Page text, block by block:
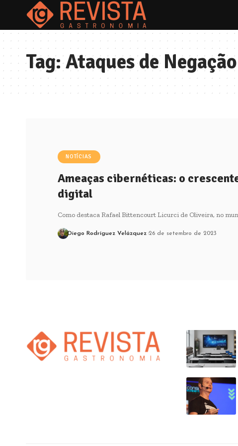
Tag:Ataques de Negação
NOTÍCIAS
Ameaças cibernéticas: o
digital
Como destaca Rafael Bittencourt Licurci de Oliveira, no
Diego Rodríguez Velázquez 26 de setembro de 2023